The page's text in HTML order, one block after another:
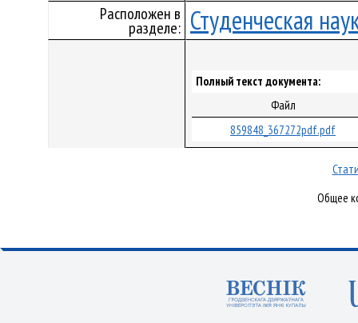
Расположен в
разделе: Студенческая
Полный текст документа:
Файл
859848_367272pdf.pdf
Общее